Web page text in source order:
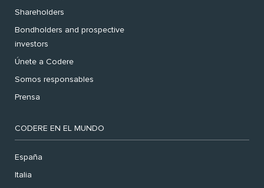
Shareholders
Bondholders and prospective
investors
Únete a Codere
Somos responsables
Prensa
CODERE EN EL MUNDO
España
Italia